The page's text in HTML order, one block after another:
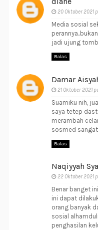
20 Oktober 2021
Media sosial
jadi ujung
Balas
Damar
21 Oktober 2021
Suamiku nih,
saya tetep
merambah
sosmed
Balas
Naqiyyah
22 Oktober 2021
Benar banget
ini dapat
orang banyak
sosial
penghasilan